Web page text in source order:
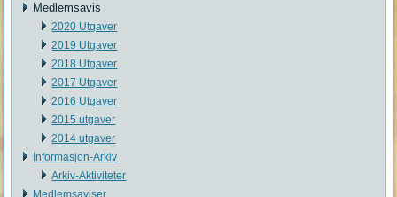
Medlemsavis
2020 Utgaver
2019 Utgaver
2018 Utgaver
2017 Utgaver
2016 Utgaver
2015 utgaver
2014 utgaver
Informasjon-Arkiv
Arkiv-Aktiviteter